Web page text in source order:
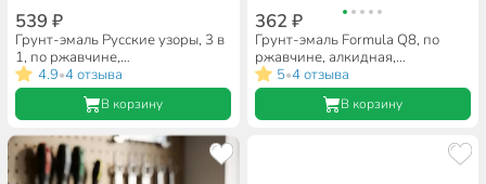
539 ₽
Грунт-эмаль Русские узоры, 3 в
1, по ржавчине,
быстросохнущая, алкидная,
желтая, 0.9 кг
4.9•4 отзыва
В корзину
362 ₽
Грунт-эмаль Formula Q8, по
ржавчине, алкидная,
коричневая, 0.8 кг
5•4 отзыва
В корзину